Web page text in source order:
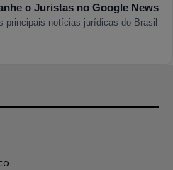
o Juristas no Google News
principais notícias jurídicas do Brasil